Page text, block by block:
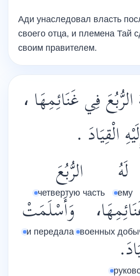
Ади унаследовал власть
своего отца, и племена Тай
своим правителем.
فِي غَنَائِمِهَا ،
الْقِيَادَ .
لَهُ
ему
الرُّبُعَ
четвертую часть
военных
وَأَسْلَمَتْ
и передала